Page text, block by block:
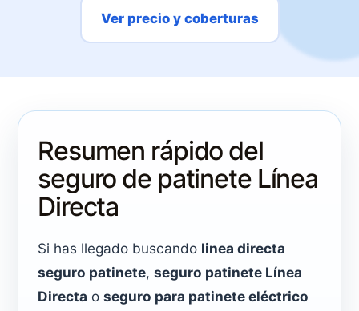
Ver precio y coberturas
Resumen rápido del
seguro de patinete Línea
Directa
Si has llegado buscando linea directa
seguro patinete, seguro patinete Línea
Directa o seguro para patinete eléctrico